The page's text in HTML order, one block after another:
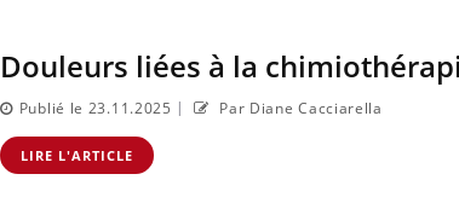
Douleurs liées à la
Publié le 23.11.2025 | Par Diane Cacciarella
LIRE L'ARTICLE